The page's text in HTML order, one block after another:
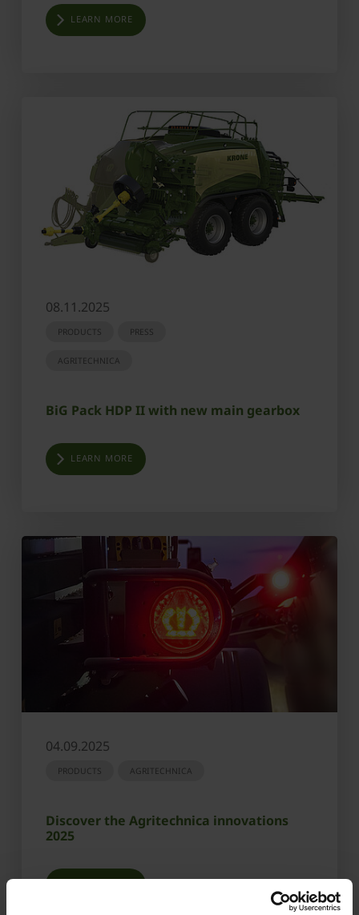
LEARN MORE
08.11.2025
PRODUCTS PRESS
AGRITECHNICA
BiG Pack HDP II with new main gearbox
LEARN MORE
04.09.2025
PRODUCTS AGRITECHNICA
Discover the Agritechnica innovations
2025
LEARN MORE